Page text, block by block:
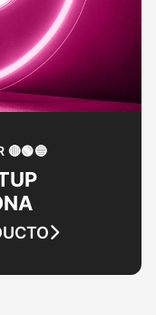
🔴🟢🔵